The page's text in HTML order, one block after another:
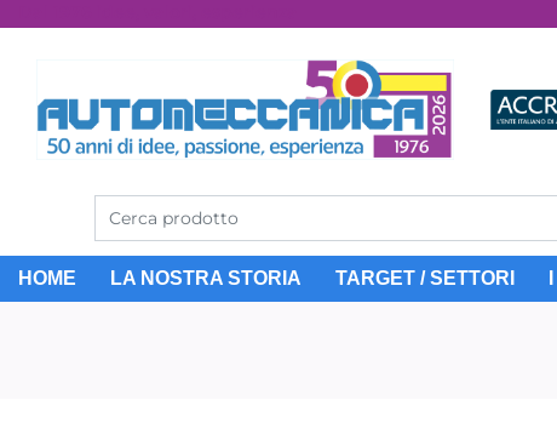
HOME LA NOSTRA STORIA TARGET / SETTORI